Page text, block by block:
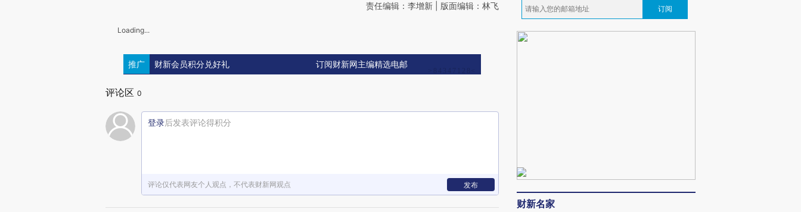
责任编辑：李增新 | 版面编辑：林飞
Loading...
推广 财新会员积分兑好礼 订阅财新网主编精选电邮
评论区 0
登录后发表评论得积分
评论仅代表网友个人观点，不代表财新网观点 发布
订阅
财新名家